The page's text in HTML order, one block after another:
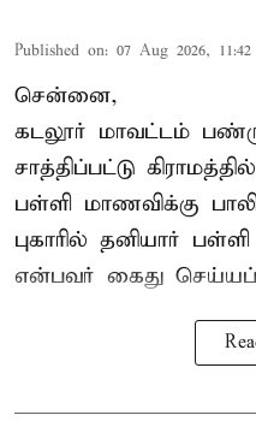
Published on: 07 Aug 2026,
சென்னை,
கடலூர் மாவட்டம்
சாத்திப்பட்டு
பள்ளி மாணவிக்கு
புகாரில் தனியார்
என்பவர் கைது